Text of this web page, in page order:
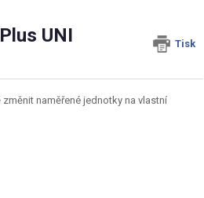
UNI Tisk
naměřené jednotky na vlastní